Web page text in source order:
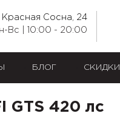
Красная Сосна, 24
Вс | 10:00 - 20:00
БЛОГ СКИДКИ
GTS 420 лс